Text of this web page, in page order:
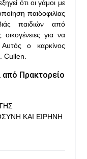
ότι οι γάμοι με
παιδοφιλίας
παιδιών από
για να
ο καρκίνος
Cullen.
Πρακτορείο
ΚΑΙ ΕΙΡΗΝΗ